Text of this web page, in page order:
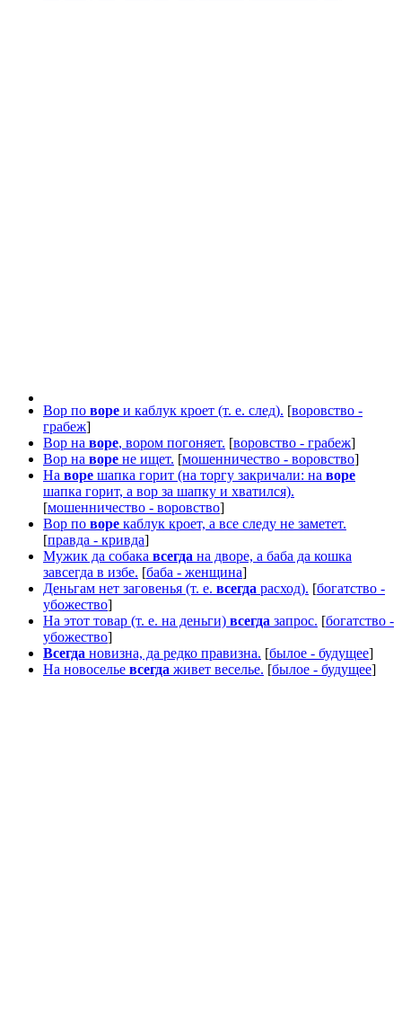
Вор по воре и каблук кроет (т. е. след). [воровство -
грабеж]
Вор на воре, вором погоняет. [воровство - грабеж]
Вор на воре не ищет. [мошенничество - воровство]
На воре шапка горит (на торгу закричали: на воре
шапка горит, а вор за шапку и хватился).
[мошенничество - воровство]
Вор по воре каблук кроет, а все следу не заметет.
[правда - кривда]
Мужик да собака всегда на дворе, а баба да кошка
завсегда в избе. [баба - женщина]
Деньгам нет заговенья (т. е. всегда расход). [богатство -
убожество]
На этот товар (т. е. на деньги) всегда запрос. [богатство -
убожество]
Всегда новизна, да редко правизна. [былое - будущее]
На новоселье всегда живет веселье. [былое - будущее]